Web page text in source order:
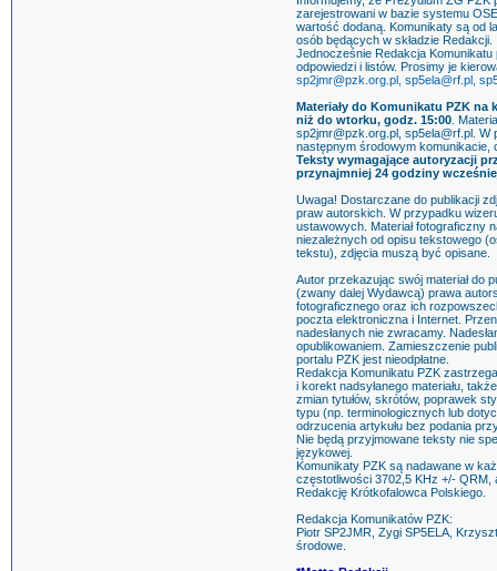
zarejestrowani w bazie systemu
wartość dodaną. Komunikaty są od
osób będących w składzie Redakcji.
Jednocześnie Redakcja
odpowiedzi i listów. Prosimy je
sp2jmr@pzk.org.pl, sp5ela@rf.pl,
Materiały do Komunikatu PZK na
niż do wtorku, godz. 15:00 .
sp2jmr@pzk.org.pl, sp5ela@rf.pl. W
następnym środowym komunikacie,
Teksty wymagające autoryzacji
przynajmniej 24 godziny
Uwaga! Dostarczane do publikacji
praw autorskich. W przypadku
ustawowych. Materiał fotograficzny
niezależnych od opisu tekstowego
tekstu), zdjęcia muszą być opisane.
Autor przekazując swój materiał do
(zwany dalej Wydawcą) prawa
fotograficznego oraz ich
poczta elektroniczna i Internet.
nadesłanych nie zwracamy.
opublikowaniem. Zamieszczenie
portalu PZK jest nieodpłatne.
Redakcja Komunikatu PZK
i korekt nadsyłanego materiału,
zmian tytułów, skrótów, poprawek
typu (np. terminologicznych lub
odrzucenia artykułu bez podania
Nie będą przyjmowane teksty nie
językowej.
Komunikaty PZK są nadawane w
częstotliwości 3702,5 KHz +/-
Redakcję Krótkofalowca Polskiego.
Redakcja Komunikatów PZK:
Piotr SP2JMR, Zygi SP5ELA,
środowe.